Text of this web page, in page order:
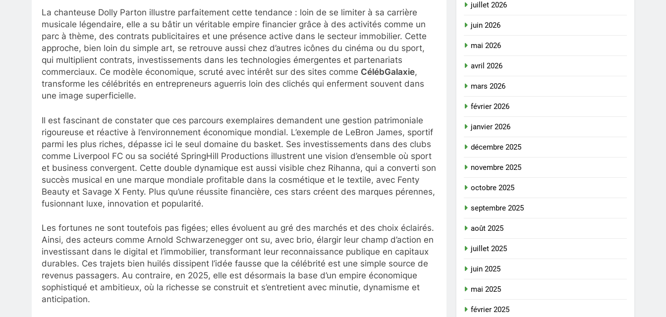
La chanteuse Dolly Parton illustre parfaitement cette tendance : loin de se limiter à sa carrière
musicale légendaire, elle a su bâtir un véritable empire financier grâce à des activités comme un
parc à thème, des contrats publicitaires et une présence active dans le secteur immobilier. Cette
approche, bien loin du simple art, se retrouve aussi chez d’autres icônes du cinéma ou du sport,
qui multiplient contrats, investissements dans les technologies émergentes et partenariats
commerciaux. Ce modèle économique, scruté avec intérêt sur des sites comme CélébGalaxie,
transforme les célébrités en entrepreneurs aguerris loin des clichés qui enferment souvent dans
une image superficielle.
Il est fascinant de constater que ces parcours exemplaires demandent une gestion patrimoniale
rigoureuse et réactive à l’environnement économique mondial. L’exemple de LeBron James, sportif
parmi les plus riches, dépasse ici le seul domaine du basket. Ses investissements dans des clubs
comme Liverpool FC ou sa société SpringHill Productions illustrent une vision d’ensemble où sport
et business convergent. Cette double dynamique est aussi visible chez Rihanna, qui a converti son
succès musical en une marque mondiale profitable dans la cosmétique et le textile, avec Fenty
Beauty et Savage X Fenty. Plus qu’une réussite financière, ces stars créent des marques pérennes,
fusionnant luxe, innovation et popularité.
Les fortunes ne sont toutefois pas figées; elles évoluent au gré des marchés et des choix éclairés.
Ainsi, des acteurs comme Arnold Schwarzenegger ont su, avec brio, élargir leur champ d’action en
investissant dans le digital et l’immobilier, transformant leur reconnaissance publique en capitaux
durables. Ces trajets bien huilés dissipent l’idée fausse que la célébrité est une simple source de
revenus passagers. Au contraire, en 2025, elle est désormais la base d’un empire économique
sophistiqué et ambitieux, où la richesse se construit et s’entretient avec minutie, dynamisme et
anticipation.
juillet 2026
juin 2026
mai 2026
avril 2026
mars 2026
février 2026
janvier 2026
décembre 2025
novembre 2025
octobre 2025
septembre 2025
août 2025
juillet 2025
juin 2025
mai 2025
février 2025